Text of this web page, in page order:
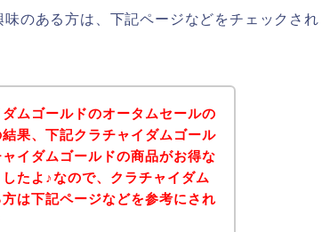
のある方は、下記ページなどをチェックされ
ムゴールドのオータムセールの
果、下記クラチャイダムゴール
イダムゴールドの商品がお得な
たよ♪なので、クラチャイダム
は下記ページなどを参考にされ